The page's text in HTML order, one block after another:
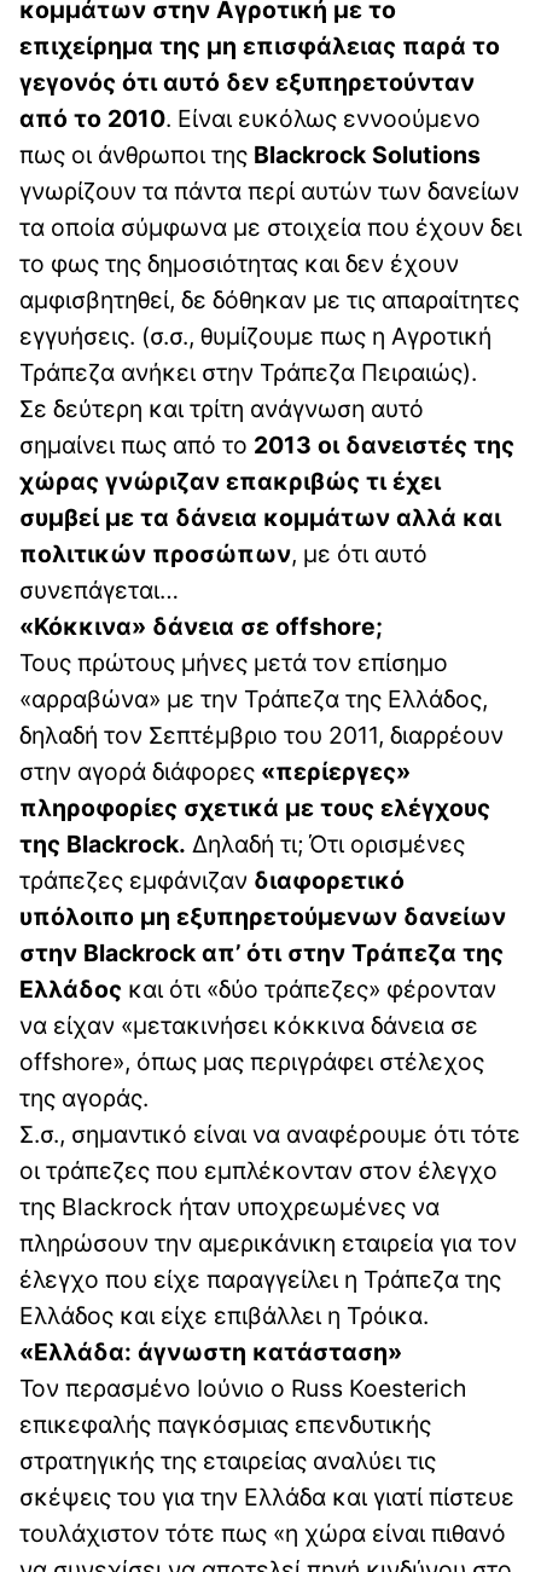
κομμάτων στην Αγροτική με το
επιχείρημα της μη επισφάλειας παρά το
γεγονός ότι αυτό δεν εξυπηρετούνταν
από το 2010. Είναι ευκόλως εννοούμενο
πως οι άνθρωποι της Blackrock Solutions
γνωρίζουν τα πάντα περί αυτών των δανείων
τα οποία σύμφωνα με στοιχεία που έχουν δει
το φως της δημοσιότητας και δεν έχουν
αμφισβητηθεί, δε δόθηκαν με τις απαραίτητες
εγγυήσεις. (σ.σ., θυμίζουμε πως η Αγροτική
Τράπεζα ανήκει στην Τράπεζα Πειραιώς).
Σε δεύτερη και τρίτη ανάγνωση αυτό
σημαίνει πως από το 2013 οι δανειστές της
χώρας γνώριζαν επακριβώς τι έχει
συμβεί με τα δάνεια κομμάτων αλλά και
πολιτικών προσώπων, με ότι αυτό
συνεπάγεται…
«Κόκκινα» δάνεια σε offshore;
Τους πρώτους μήνες μετά τον επίσημο
«αρραβώνα» με την Τράπεζα της Ελλάδος,
δηλαδή τον Σεπτέμβριο του 2011, διαρρέουν
στην αγορά διάφορες «περίεργες»
πληροφορίες σχετικά με τους ελέγχους
της Blackrock. Δηλαδή τι; Ότι ορισμένες
τράπεζες εμφάνιζαν διαφορετικό
υπόλοιπο μη εξυπηρετούμενων δανείων
στην Blackrock απ’ ότι στην Τράπεζα της
Ελλάδος και ότι «δύο τράπεζες» φέρονταν
να είχαν «μετακινήσει κόκκινα δάνεια σε
offshore», όπως μας περιγράφει στέλεχος
της αγοράς.
Σ.σ., σημαντικό είναι να αναφέρουμε ότι τότε
οι τράπεζες που εμπλέκονταν στον έλεγχο
της Blackrock ήταν υποχρεωμένες να
πληρώσουν την αμερικάνικη εταιρεία για τον
έλεγχο που είχε παραγγείλει η Τράπεζα της
Ελλάδος και είχε επιβάλλει η Τρόικα.
«Ελλάδα: άγνωστη κατάσταση»
Τον περασμένο Ιούνιο ο Russ Koesterich
επικεφαλής παγκόσμιας επενδυτικής
στρατηγικής της εταιρείας αναλύει τις
σκέψεις του για την Ελλάδα και γιατί πίστευε
τουλάχιστον τότε πως «η χώρα είναι πιθανό